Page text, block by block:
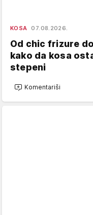
KOSA 07.08.2026.
Od chic frizure
kako da kosa
stepeni
Komentariši